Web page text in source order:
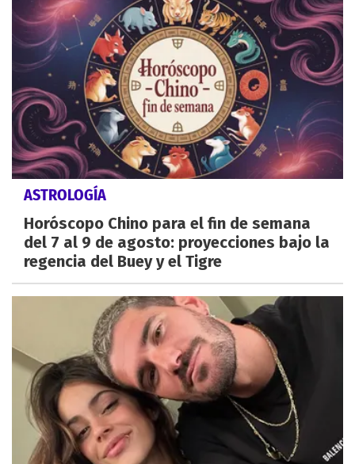
ASTROLOGÍA
Horóscopo Chino para el fin de semana
del 7 al 9 de agosto: proyecciones bajo la
regencia del Buey y el Tigre